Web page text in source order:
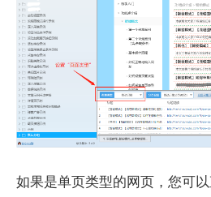
如果是单页类型的网页，您可以